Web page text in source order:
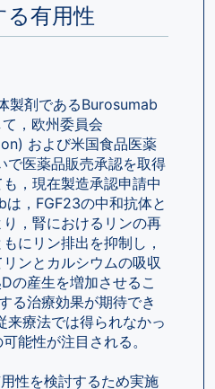
有用性
製剤であるBurosumab
，欧州委員会
および米国食品医薬
で医薬品販売承認を取得
，現在製造承認申請中
は，FGF23の中和抗体と
，腎におけるリンの再
にリン排出を抑制し，
ンとカルシウムの吸収
の産生を増加させるこ
る治療効果が期待でき
来療法では得られなかっ
能性が注目される。